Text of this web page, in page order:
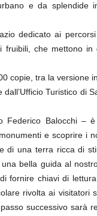
e da splendide
dedicato ai
fruibili, che mettono
copie, tra la versione
Turistico di
Federico Balocchi –
e scoprire i
di una terra ricca di
bella guida al
fornire chiavi di
rivolta ai
successivo sarà